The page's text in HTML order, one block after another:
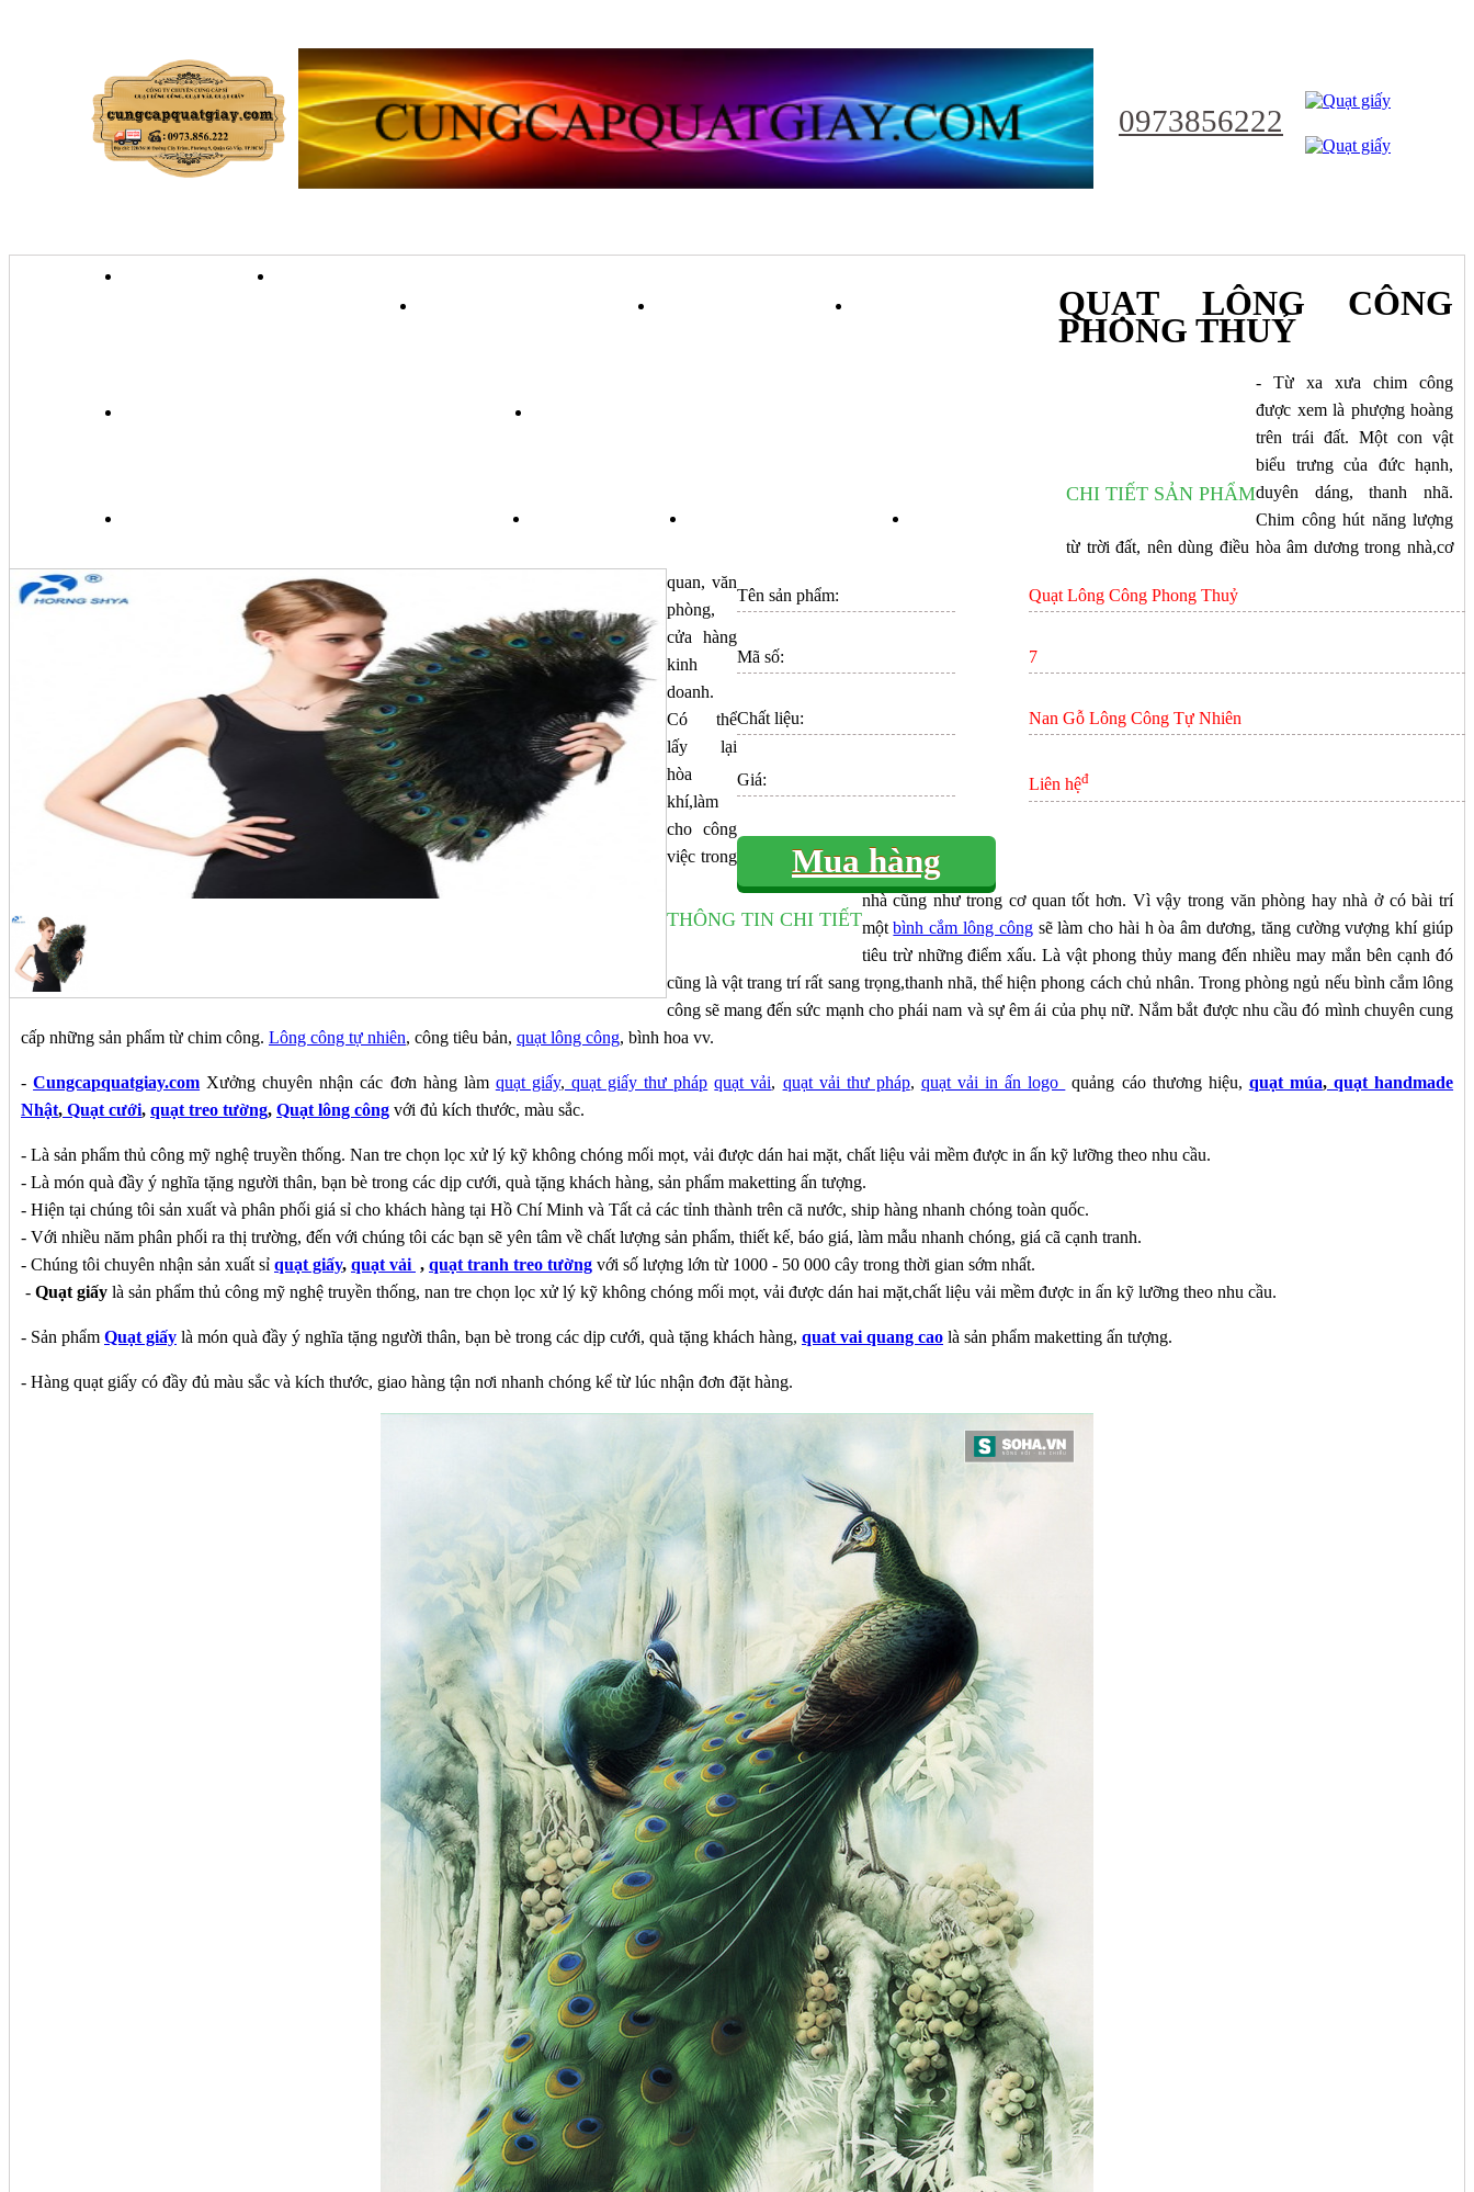
0973856222
CHI TIẾT SẢN PHẨM
Tên sản phẩm: Quạt Lông Công Phong Thuỷ
Mã số: 7
Chất liệu: Nan Gỗ Lông Công Tự Nhiên
Giá: Liên hệđ
Mua hàng
THÔNG TIN CHI TIẾT
QUẠT LÔNG CÔNG
PHONG THUỶ
- Từ xa xưa chim công
được xem là phượng hoàng
trên trái đất. Một con vật
biểu trưng của đức hạnh,
duyên dáng, thanh nhã.
Chim công hút năng lượng
từ trời đất, nên dùng điều hòa âm dương trong nhà,cơ
quan, văn
phòng,
cửa hàng
kinh
doanh.
Có thể
lấy lại
hòa
khí,làm
cho công
việc trong
nhà cũng như trong cơ quan tốt hơn. Vì vậy trong văn phòng hay nhà ở có bài trí
mộtbình cắm lông côngsẽ làm cho hài h òa âm dương, tăng cường vượng khí giúp
tiêu trừ những điểm xấu. Là vật phong thủy mang đến nhiều may mắn bên cạnh đó
cũng là vật trang trí rất sang trọng,thanh nhã, thể hiện phong cách chủ nhân. Trong phòng ngủ nếu bình cắm lông
công sẽ mang đến sức mạnh cho phái nam và sự êm ái của phụ nữ. Nắm bắt được nhu cầu đó mình chuyên cung
cấp những sản phẩm từ chim công. Lông công tự nhiên, công tiêu bản, quạt lông công, bình hoa vv.
-Cungcapquatgiay.com Xưởng chuyên nhận các đơn hàng làm quạt giấy, quạt giấy thư pháp quạt vải, quạt vải thư pháp, quạt vải in ấn logo quảng cáo thương hiệu, quạt múa,quạt handmade
Nhật, Quạt cưới, quạt treo tường, Quạt lông công với đủ kích thước, màu sắc.
- Là sản phẩm thủ công mỹ nghệ truyền thống. Nan tre chọn lọc xử lý kỹ không chóng mối mọt, vải được dán hai mặt, chất liệu vải mềm được in ấn kỹ lưỡng theo nhu cầu.
- Là món quà đầy ý nghĩa tặng người thân, bạn bè trong các dịp cưới, quà tặng khách hàng, sản phẩm maketting ấn tượng.
- Hiện tại chúng tôi sản xuất và phân phối giá sỉ cho khách hàng tại Hồ Chí Minh và Tất cả các tỉnh thành trên cã nước, ship hàng nhanh chóng toàn quốc.
- Với nhiều năm phân phối ra thị trường, đến với chúng tôi các bạn sẽ yên tâm về chất lượng sản phẩm, thiết kế, báo giá, làm mẫu nhanh chóng, giá cã cạnh tranh.
- Chúng tôi chuyên nhận sản xuất sỉ quạt giấy, quạt vải , quạt tranh treo tường với số lượng lớn từ 1000 - 50 000 cây trong thời gian sớm nhất.
- Quạt giấy là sản phẩm thủ công mỹ nghệ truyền thống, nan tre chọn lọc xử lý kỹ không chóng mối mọt, vải được dán hai mặt,chất liệu vải mềm được in ấn kỹ lưỡng theo nhu cầu.
- Sản phẩm Quạt giấy là món quà đầy ý nghĩa tặng người thân, bạn bè trong các dịp cưới, quà tặng khách hàng, quat vai quang cao là sản phẩm maketting ấn tượng.
- Hàng quạt giấy có đầy đủ màu sắc và kích thước, giao hàng tận nơi nhanh chóng kể từ lúc nhận đơn đặt hàng.